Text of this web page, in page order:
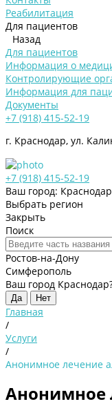
Реабилитация
Для пациентов
Назад
Для пациентов
Информация о
Контролирующие
Информация для
Документы
+7 (918) 415-52-19
г. Краснодар, ул.
+7 (918) 415-52-19
Ваш город: Краснодар
Выбрать регион
Закрыть
Поиск
Ростов-на-Дону
Симферополь
Ваш город
Да Нет
Главная
/
Услуги
/
Анонимное лечение
Анонимное